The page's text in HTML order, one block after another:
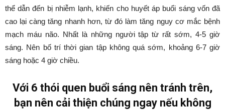
thể dẫn đến bị nhiễm lạnh, khiến cho huyết áp buổi sáng vốn đã
cao lại càng tăng nhanh hơn, từ đó làm tăng nguy cơ mắc bệnh
mạch máu não. Nhất là những người tập từ rất sớm, 4-5 giờ
sáng. Nên bố trí thời gian tập không quá sớm, khoảng 6-7 giờ
sáng hoặc 4 giờ chiều.
Với 6 thói quen buổi sáng nên tránh trên,
bạn nên cải thiện chúng ngay nếu không